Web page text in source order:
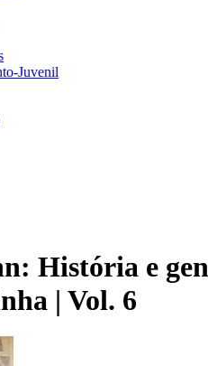
Juvenil
História e
| Vol. 6